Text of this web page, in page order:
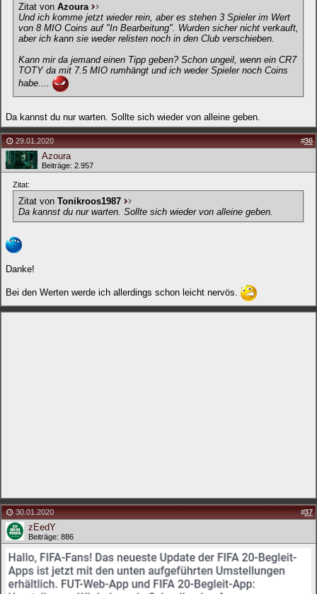
Zitat von Azoura
Und ich komme jetzt wieder rein, aber es stehen 3 Spieler im Wert
von 8 MIO Coins auf "In Bearbeitung". Wurden sicher nicht verkauft,
aber ich kann sie weder relisten noch in den Club verschieben.
Kann mir da jemand einen Tipp geben? Schon ungeil, wenn ein CR7
TOTY da mit 7.5 MIO rumhängt und ich weder Spieler noch Coins
habe....
Da kannst du nur warten. Sollte sich wieder von alleine geben.
29.01.2020 #36
Azoura
Beiträge: 2.957
Zitat:
Zitat von Tonikroos1987
Da kannst du nur warten. Sollte sich wieder von alleine geben.
Danke!
Bei den Werten werde ich allerdings schon leicht nervös.
30.01.2020 #37
zEedY
Beiträge: 886